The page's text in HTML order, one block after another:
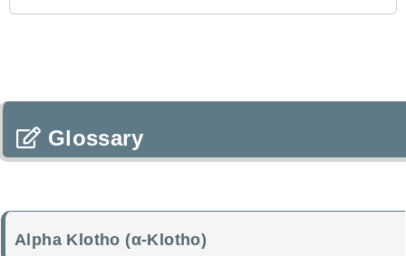
Glossary
Alpha Klotho (α-Klotho)